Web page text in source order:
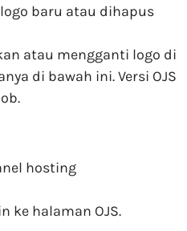
baru atau dihapus
atau mengganti logo di
di bawah ini. Versi OJS
hosting
ke halaman OJS.